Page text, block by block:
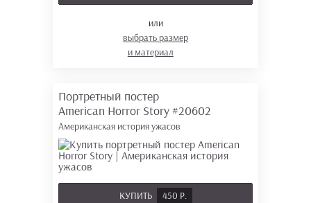
или
выбрать размер
и материал
Портретный постер
American Horror Story #20602
Американская история ужасов
КУПИТЬ 450 Р.